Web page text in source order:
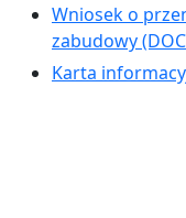
Wniosek o
zabudowy
Karta